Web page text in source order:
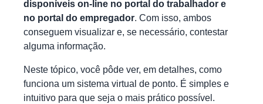
disponíveis on-line no portal do trabalhador e
no portal do empregador. Com isso, ambos
conseguem visualizar e, se necessário, contestar
alguma informação.
Neste tópico, você pôde ver, em detalhes, como
funciona um sistema virtual de ponto. É simples e
intuitivo para que seja o mais prático possível.